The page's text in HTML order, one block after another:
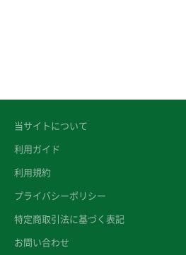
当サイトについて
利用ガイド
利用規約
プライバシーポリシー
特定商取引法に基づく表記
お問い合わせ